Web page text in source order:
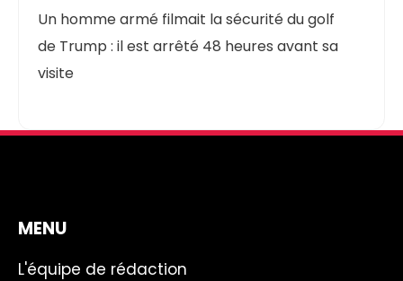
Un homme armé filmait la sécurité du golf
de Trump : il est arrêté 48 heures avant sa
visite
MENU
L'équipe de rédaction